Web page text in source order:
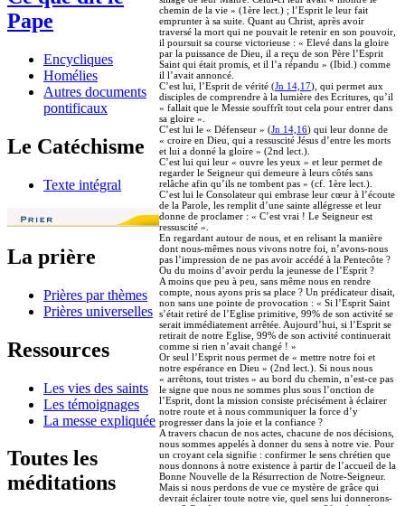
Pape
Encycliques
Homélies
Autres documents
pontificaux
Le Catéchisme
Texte intégral
La prière
Prières par thèmes
Prières universelles
Ressources
Les vies des saints
Les témoignages
La messe expliquée
Toutes les
méditations
chemin de la vie » (1ère lect.) ; l’Esprit le leur fait
emprunter à sa suite. Quant au Christ, après avoir
traversé la mort qui ne pouvait le retenir en son pouvoir,
il poursuit sa course victorieuse : « Elevé dans la gloire
par la puissance de Dieu, il a reçu de son Père l’Esprit
Saint qui était promis, et il l’a répandu » (Ibid.) comme
il l’avait annoncé.
C’est lui, l’Esprit de vérité (Jn 14,17), qui permet aux
disciples de comprendre à la lumière des Ecritures, qu’il
« fallait que le Messie souffrît tout cela pour entrer dans
sa gloire ».
C’est lui le « Défenseur » (Jn 14,16) qui leur donne de
« croire en Dieu, qui a ressuscité Jésus d’entre les morts
et lui a donné la gloire » (2nd lect.).
C’est lui qui leur « ouvre les yeux » et leur permet de
regarder le Seigneur qui demeure à leurs côtés sans
relâche afin qu’ils ne tombent pas » (cf. 1ère lect.).
C’est lui le Consolateur qui embrase leur cœur à l’écoute
de la Parole, les remplit d’une sainte allégresse et leur
donne de proclamer : « C’est vrai ! Le Seigneur est
ressuscité ».
En regardant autour de nous, et en relisant la manière
dont nous-mêmes nous vivons notre foi, n’avons-nous
pas l’impression de ne pas avoir accédé à la Pentecôte ?
Ou du moins d’avoir perdu la jeunesse de l’Esprit ?
A moins que peu à peu, sans même nous en rendre
compte, nous ayons pris sa place ? Un prédicateur disait,
non sans une pointe de provocation : « Si l’Esprit Saint
s’était retiré de l’Eglise primitive, 99% de son activité se
serait immédiatement arrêtée. Aujourd’hui, si l’Esprit se
retirait de notre Eglise, 99% de son activité continuerait
comme si rien n’avait changé ! »
Or seul l’Esprit nous permet de « mettre notre foi et
notre espérance en Dieu » (2nd lect.). Si nous nous
« arrêtons, tout tristes » au bord du chemin, n’est-ce pas
le signe que nous ne sommes plus sous l’onction de
l’Esprit, dont la mission consiste précisément à éclairer
notre route et à nous communiquer la force d’y
progresser dans la joie et la confiance ?
A travers chacun de nos actes, chacune de nos décisions,
nous sommes appelés à donner du sens à notre vie. Pour
un croyant cela signifie : confirmer le sens chrétien que
nous donnons à notre existence à partir de l’accueil de la
Bonne Nouvelle de la Résurrection de Notre-Seigneur.
Mais si nous perdons de vue ce mystère de grâce qui
devrait éclairer toute notre vie, quel sens lui donnerons-